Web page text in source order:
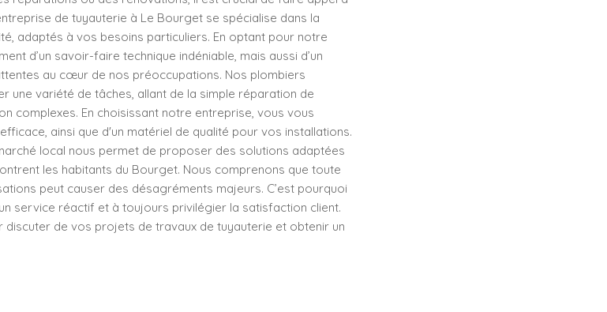
de tuyauterie à Le Bourget se spécialise dans la
adaptés à vos besoins particuliers. En optant pour notre
d’un savoir-faire technique indéniable, mais aussi d’un
au cœur de nos préoccupations. Nos plombiers
une variété de tâches, allant de la simple réparation de
complexes. En choisissant notre entreprise, vous vous
ainsi que d'un matériel de qualité pour vos installations.
local nous permet de proposer des solutions adaptées
les habitants du Bourget. Nous comprenons que toute
peut causer des désagréments majeurs. C’est pourquoi
service réactif et à toujours privilégier la satisfaction client.
discuter de vos projets de travaux de tuyauterie et obtenir un